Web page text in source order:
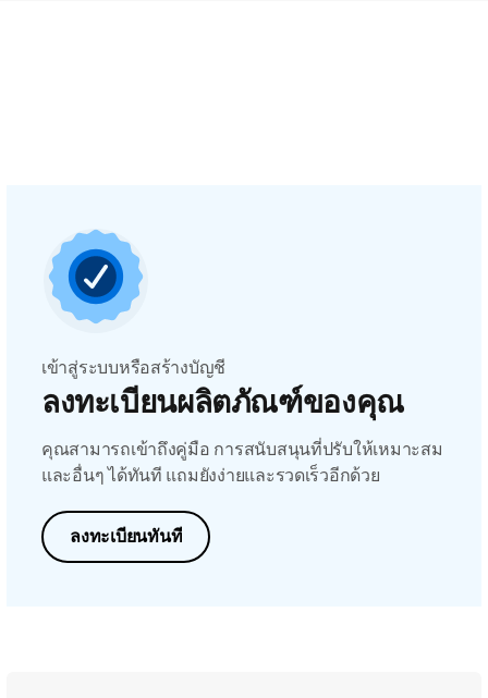
เข้าสู่ระบบหรือสร้างบัญชี
ลงทะเบียนผลิตภัณฑ์ของคุณ
คุณสามารถเข้าถึงคู่มือ การสนับสนุนที่ปรับให้เหมาะสม
และอื่นๆ ได้ทันที แถมยังง่ายและรวดเร็วอีกด้วย
ลงทะเบียนทันที